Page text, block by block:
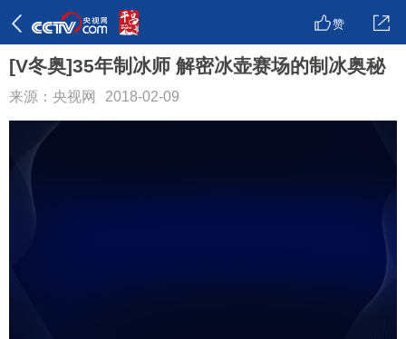
赞
[V冬奥]35年制冰师 解密冰壶赛场的制冰奥秘
来源：央视网 2018-02-09